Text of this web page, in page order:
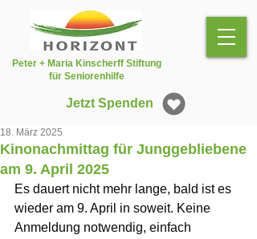
Peter + Maria Kinscherff Stiftung
für Seniorenhilfe
Jetzt Spenden
Kinonachmittag für Junggebliebene
am 9. April 2025
18. März 2025
Es dauert nicht mehr lange, bald ist es
wieder am 9. April in soweit. Keine
Anmeldung notwendig, einfach